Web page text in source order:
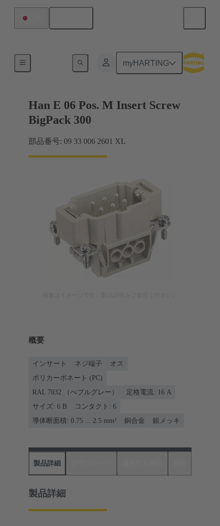
myHARTING
電流：16A以下
Han E 06 Pos. M Insert Screw
BigPack 300
部品番号: 09 33 006 2601 XL
概要
インサート ネジ端子
オス
ポリカーボネート (PC)
RAL 7032 （ぺブルグレー）
定格電流: ‌16 A
サイズ: 6 B
コンタクト: 6
導体断面積: 0.75 ... 2.5 mm²
銅合金 銀メッキ
製品詳細
製品詳細